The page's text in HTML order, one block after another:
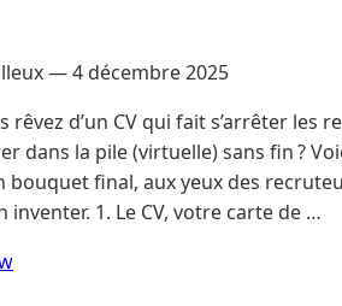
—4 décembre 2025
rêvez d’un CV qui fait s’arrêter
dans la pile (virtuelle) sans fin ?
bouquet final, aux yeux des
inventer. 1. Le CV, votre carte de …